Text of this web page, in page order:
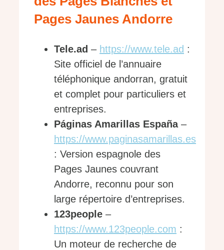
Pages Jaunes Andorre
Tele.ad – https://www.tele.ad :
Site officiel de l’annuaire
téléphonique andorran, gratuit
et complet pour particuliers et
entreprises.
Páginas Amarillas España–
https://www.paginasamarillas.es
: Version espagnole des
Pages Jaunes couvrant
Andorre, reconnu pour son
large répertoire d’entreprises.
123people –
https://www.123people.com :
Un moteur de recherche de